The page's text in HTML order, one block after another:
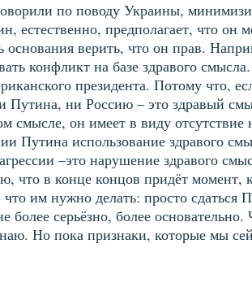
по поводу Украины,
естественно, предполагает, что он
основания верить, что он прав.
конфликт на базе здравого
президента. Потому что,
Путина, ни Россию – это здравый
смысле, он имеет в виду
Путина использование здравого
–это нарушение здравого
что в конце концов придёт момент,
им нужно делать: просто сдаться
более серьёзно, более
Но пока признаки, которые мы